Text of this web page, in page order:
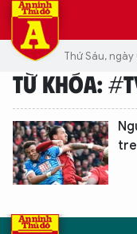
Thứ Sáu,
TỪ KHÓA: